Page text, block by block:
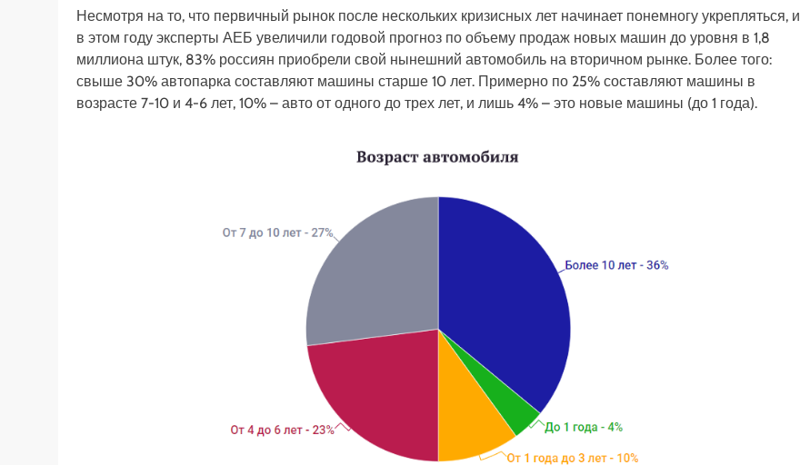
Несмотря на то, что первичный рынок после нескольких кризисных лет начинает понемногу укрепляться, и
в этом году эксперты АЕБ увеличили годовой прогноз по объему продаж новых машин до уровня в 1,8
миллиона штук, 83% россиян приобрели свой нынешний автомобиль на вторичном рынке. Более того:
свыше 30% автопарка составляют машины старше 10 лет. Примерно по 25% составляют машины в
возрасте 7-10 и 4-6 лет, 10% – авто от одного до трех лет, и лишь 4% – это новые машины (до 1 года).